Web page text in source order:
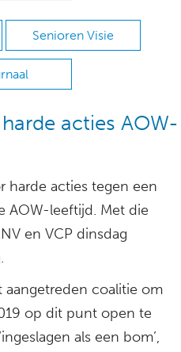
Senioren Visie
acties AOW-
harde acties tegen een
AOW-leeftijd. Met die
en VCP dinsdag
coalitie om
op dit punt open te
als een bom’,